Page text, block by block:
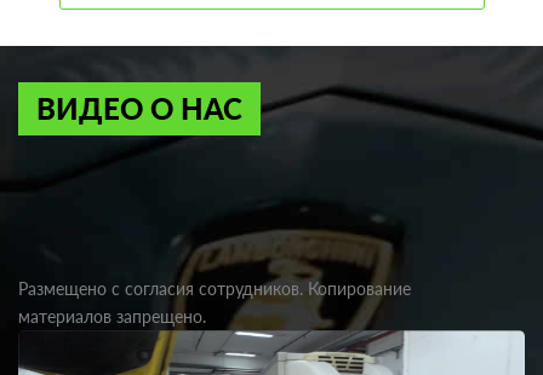
ВИДЕО О НАС
Размещено с согласия сотрудников. Копирование
материалов запрещено.